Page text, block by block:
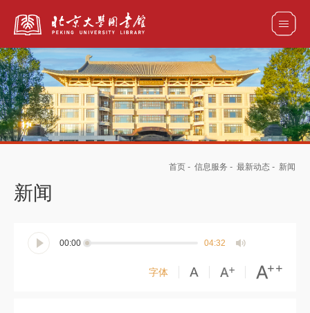
全部资源
首页 - 信息服务 - 最新动态 - 新闻
新闻
00:00 04:32
字体